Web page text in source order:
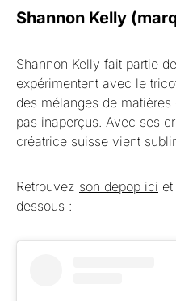
Shannon Kelly
Shannon Kelly fait partie
expérimentent avec le
des mélanges de
pas inaperçus. Avec ses
créatrice suisse vient
Retrouvez son depop ici
dessous :